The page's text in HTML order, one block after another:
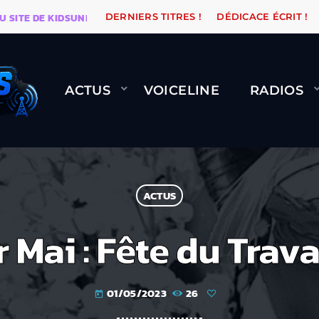
DE KIDSUNE WARÉTRO ORANGE ROAD QUI
DERNIERS TITRES ! DÉDICACE ÉCRIT !
ACTUS VOICELINE RADIOS
ACTUS
Mai : Fête du
today 01/05/2023 26